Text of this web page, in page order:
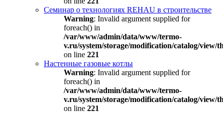
Семинар о технологиях REHAU в строительстве
Warning: Invalid argument supplied for
foreach() in
/var/www/admin/data/www/termo-
v.ru/system/storage/modification/catalog/view/
on line 221
Настенные газовые котлы
Warning: Invalid argument supplied for
foreach() in
/var/www/admin/data/www/termo-
v.ru/system/storage/modification/catalog/view/
on line 221